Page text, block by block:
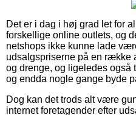
Det er i dag i høj grad let for
forskellige online outlets, og
netshops ikke kunne lade
udsalgspriserne på en række
og drenge, og ligeledes også
og endda nogle gange byde
Dog kan det trods alt være
internet foretagender efter